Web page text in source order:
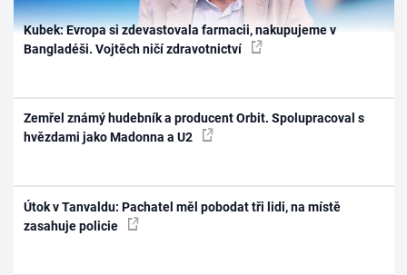
Kubek: Evropa si zdevastovala farmacii, nakupujeme v
Bangladéši. Vojtěch ničí zdravotnictví
Zemřel známý hudebník a producent Orbit. Spolupracoval s
hvězdami jako Madonna a U2
Útok v Tanvaldu: Pachatel měl pobodat tři lidi, na místě
zasahuje policie